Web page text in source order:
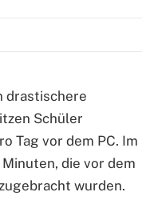
drastischere
Schüler
Tag vor dem PC. Im
die vor dem
wurden.